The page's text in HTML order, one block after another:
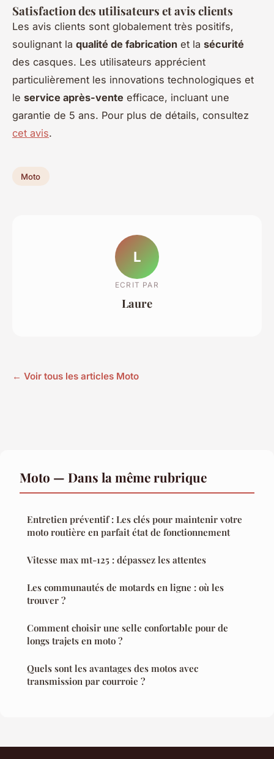
Satisfaction des utilisateurs et avis clients
Les avis clients sont globalement très positifs,
soulignant la qualité de fabrication et la sécurité
des casques. Les utilisateurs apprécient
particulièrement les innovations technologiques et
le service après-vente efficace, incluant une
garantie de 5 ans. Pour plus de détails, consultez
cet avis.
Moto
L
ECRIT PAR
Laure
← Voir tous les articles Moto
Moto — Dans la même rubrique
Entretien préventif : Les clés pour maintenir votre
moto routière en parfait état de fonctionnement
Vitesse max mt-125 : dépassez les attentes
Les communautés de motards en ligne : où les
trouver ?
Comment choisir une selle confortable pour de
longs trajets en moto ?
Quels sont les avantages des motos avec
transmission par courroie ?